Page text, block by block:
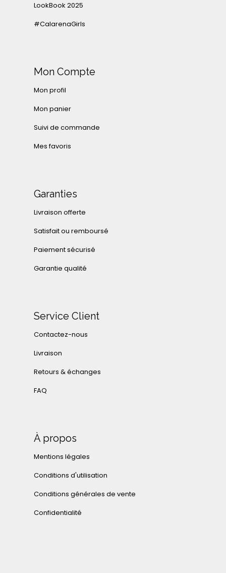
LookBook 2025
#CalarenaGirls
Mon Compte
Mon profil
Mon panier
Suivi de commande
Mes favoris
Garanties
Livraison offerte
Satisfait ou remboursé
Paiement sécurisé
Garantie qualité
Service Client
Contactez-nous
Livraison
Retours & échanges
FAQ
À propos
Mentions légales
Conditions d'utilisation
Conditions générales de vente
Confidentialité